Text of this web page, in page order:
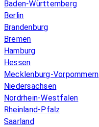
Baden-Württemberg
Berlin
Brandenburg
Bremen
Hamburg
Hessen
Mecklenburg-Vorpommern
Niedersachsen
Nordrhein-Westfalen
Rheinland-Pfalz
Saarland